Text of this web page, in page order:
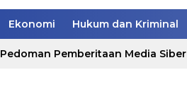
Ekonomi Hukum dan Kriminal
Pedoman Pemberitaan Media Siber